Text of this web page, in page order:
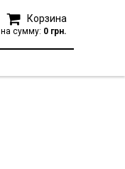
Корзина
на сумму: 0 грн.